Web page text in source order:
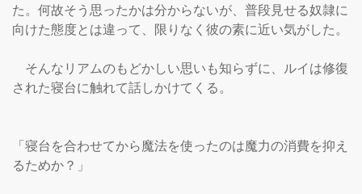
た。何故そう思ったかは分からないが、普段見せる奴隷に
向けた態度とは違って、限りなく彼の素に近い気がした。
そんなリアムのもどかしい思いも知らずに、ルイは修復
された寝台に触れて話しかけてくる。
「寝台を合わせてから魔法を使ったのは魔力の消費を抑え
るためか？」